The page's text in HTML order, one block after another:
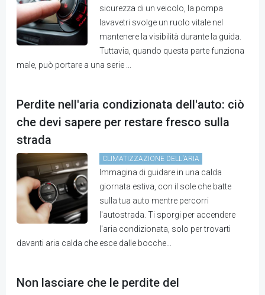
sicurezza di un veicolo, la pompa
lavavetri svolge un ruolo vitale nel
mantenere la visibilità durante la guida.
Tuttavia, quando questa parte funziona
male, può portare a una serie ...
Perdite nell'aria condizionata dell'auto: ciò
che devi sapere per restare fresco sulla
strada
CLIMATIZZAZIONE DELL'ARIA
Immagina di guidare in una calda
giornata estiva, con il sole che batte
sulla tua auto mentre percorri
l'autostrada. Ti sporgi per accendere
l'aria condizionata, solo per trovarti
davanti aria calda che esce dalle bocche...
Non lasciare che le perdite del